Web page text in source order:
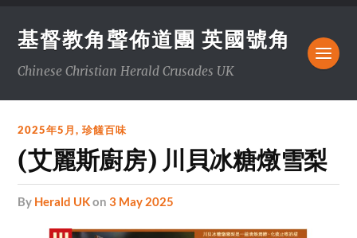
基督教角聲佈道團 英國號角
Chinese Christian Herald Crusades UK
2025年5月,珍饈百味
(艾麗斯廚房) 川貝冰糖燉雪梨
by Herald UKon3 May 2025